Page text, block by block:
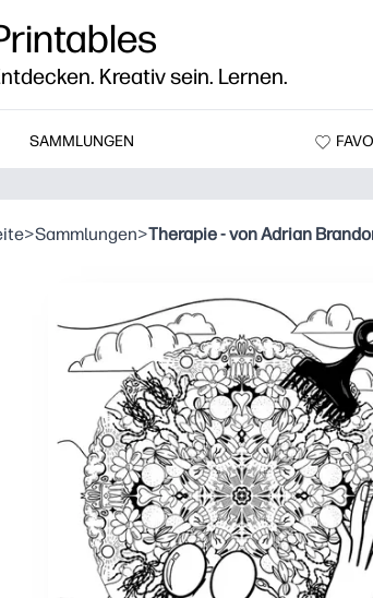
Kreativ sein. Lernen.
SAMMLUNGEN
>Sammlungen>Therapie - von Adrian